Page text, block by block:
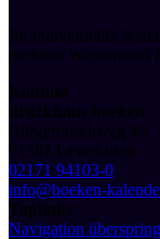
Ihr individueller
perfekte Werbemittel
Kontakt
druckhaus boeken
Bürgerbuschweg 48
51381 Leverkusen
02171 94103-0
info@boeken-
Toplinks
Navigation